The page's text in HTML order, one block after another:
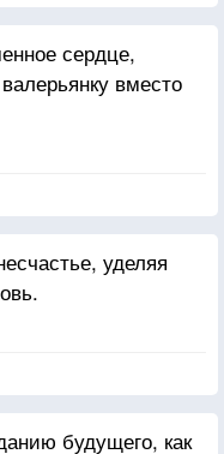
сердце,
вместо
уделяя
будущего, как